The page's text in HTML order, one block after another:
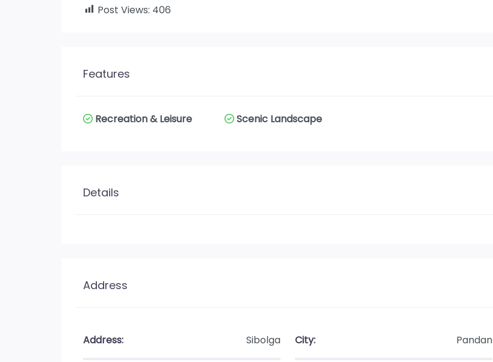
Post Views: 406
Features
Recreation & Leisure Scenic Landscape
Details
Address
Address: Sibolga City: Pandan